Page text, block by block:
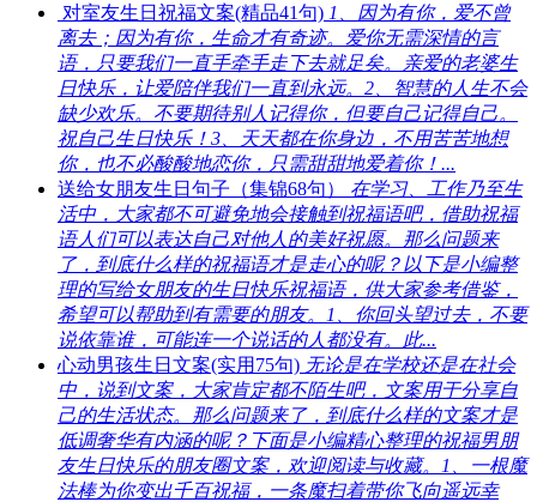
对室友生日祝福文案(精品41句) 1、因为有你，爱不曾
离去；因为有你，生命才有奇迹。爱你无需深情的言
语，只要我们一直手牵手走下去就足矣。亲爱的老婆生
日快乐，让爱陪伴我们一直到永远。2、智慧的人生不会
缺少欢乐。不要期待别人记得你，但要自己记得自己。
祝自己生日快乐！3、天天都在你身边，不用苦苦地想
你，也不必酸酸地恋你，只需甜甜地爱着你！...
送给女朋友生日句子（集锦68句）
在学习、工作乃至生
活中，大家都不可避免地会接触到祝福语吧，借助祝福
语人们可以表达自己对他人的美好祝愿。那么问题来
了，到底什么样的祝福语才是走心的呢？以下是小编整
理的写给女朋友的生日快乐祝福语，供大家参考借鉴，
希望可以帮助到有需要的朋友。1、你回头望过去，不要
说依靠谁，可能连一个说话的人都没有。此...
心动男孩生日文案(实用75句) 无论是在学校还是在社会
中，说到文案，大家肯定都不陌生吧，文案用于分享自
己的生活状态。那么问题来了，到底什么样的文案才是
低调奢华有内涵的呢？下面是小编精心整理的祝福男朋
友生日快乐的朋友圈文案，欢迎阅读与收藏。1、一根魔
法棒为你变出千百祝福，一条魔扫着带你飞向遥远幸